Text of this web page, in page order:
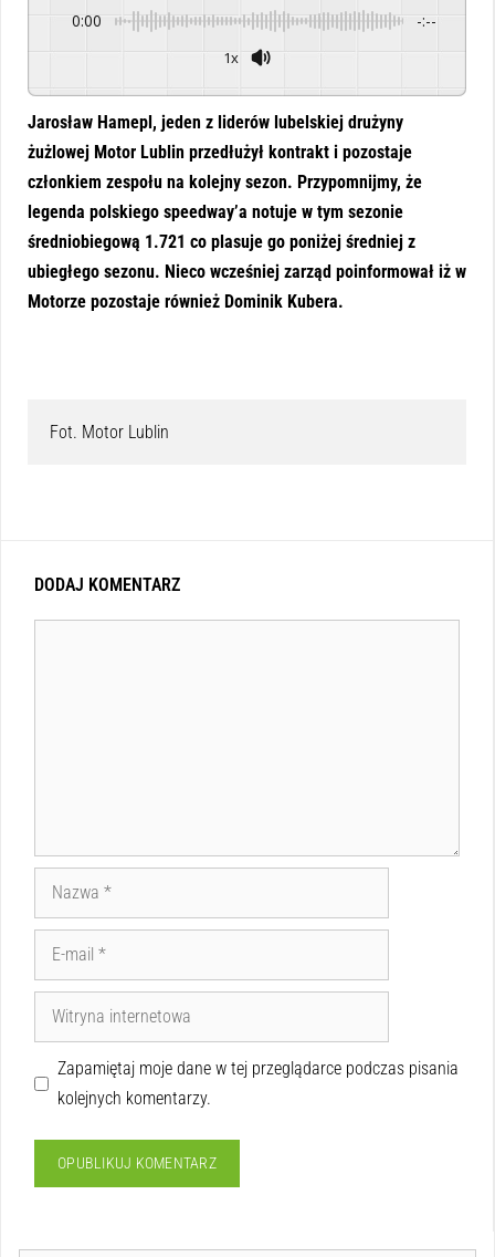
0:00 -:--
1x
Jarosław Hamepl, jeden z liderów lubelskiej drużyny
żużlowej Motor Lublin przedłużył kontrakt i pozostaje
członkiem zespołu na kolejny sezon. Przypomnijmy, że
legenda polskiego speedway’a notuje w tym sezonie
średniobiegową 1.721 co plasuje go poniżej średniej z
ubiegłego sezonu. Nieco wcześniej zarząd poinformował iż w
Motorze pozostaje również Dominik Kubera.
Fot. Motor Lublin
DODAJ KOMENTARZ
Zapamiętaj moje dane w tej przeglądarce podczas pisania
kolejnych komentarzy.